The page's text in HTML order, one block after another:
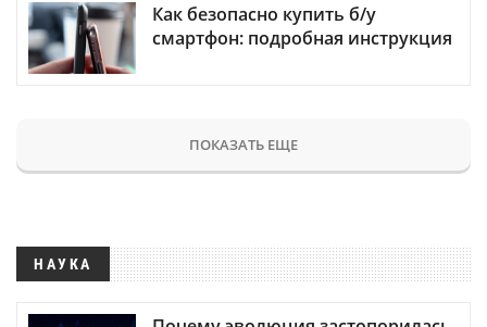
Как безопасно купить б/у
смартфон: подробная инструкция
ПОКАЗАТЬ ЕЩЕ
НАУКА